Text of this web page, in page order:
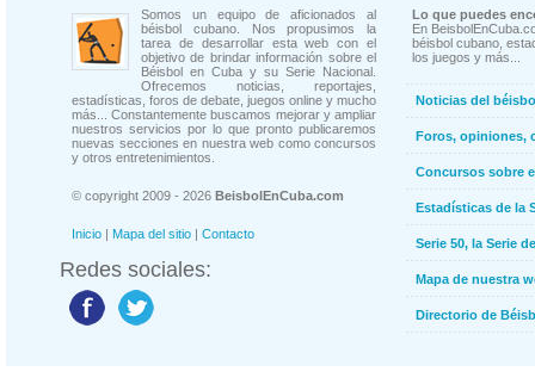
Somos un equipo de aficionados al
béisbol cubano. Nos propusimos la
tarea de desarrollar esta web con el
objetivo de brindar información sobre el
Béisbol en Cuba y su Serie Nacional.
Ofrecemos noticias, reportajes,
estadísticas, foros de debate, juegos online y mucho
más... Constantemente buscamos mejorar y ampliar
nuestros servicios por lo que pronto publicaremos
nuevas secciones en nuestra web como concursos
y otros entretenimientos.
© copyright 2009 - 2026 BeisbolEnCuba.com
Inicio | Mapa del sitio | Contacto
Redes sociales:
Lo que puedes
En
béisbol cubano,
los juegos y más...
Noticias del
Foros, opiniones,
Concursos sobre
Estadísticas de la
Serie 50, la Serie
Mapa de nuestra
Directorio de